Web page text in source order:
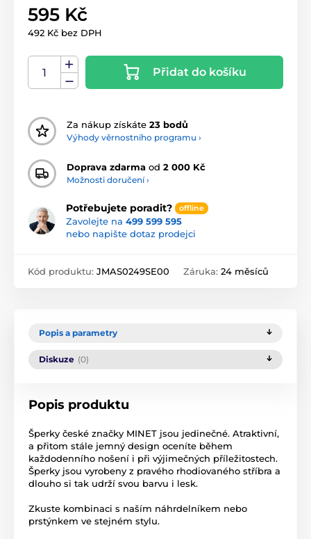
595 Kč
492 Kč bez DPH
Přidat do košíku
Za nákup získáte 23 bodů
Výhody věrnostního programu ›
Doprava zdarma od 2 000 Kč
Možnosti doručení ›
Potřebujete poradit? offline
Zavolejte na 499 599 595
nebo napište dotaz prodejci
Kód produktu: JMAS0249SE00 Záruka: 24 měsíců
Popis a parametry
Diskuze (0)
Popis produktu
Šperky české značky MINET jsou jedinečné. Atraktivní,
a přitom stále jemný design oceníte během
každodenního nošení i při výjimečných příležitostech.
Šperky jsou vyrobeny z pravého rhodiovaného stříbra a
dlouho si tak udrží svou barvu i lesk.
Zkuste kombinaci s naším náhrdelníkem nebo
prstýnkem ve stejném stylu.